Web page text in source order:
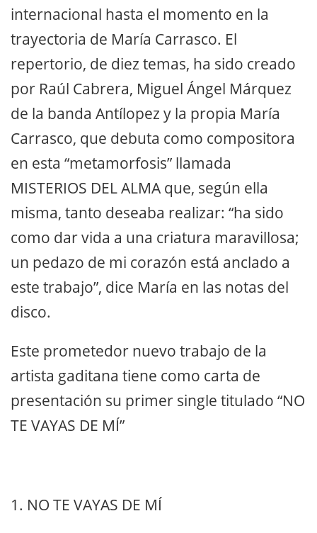
internacional hasta el momento en la
trayectoria de María Carrasco. El
repertorio, de diez temas, ha sido creado
por Raúl Cabrera, Miguel Ángel Márquez
de la banda Antílopez y la propia María
Carrasco, que debuta como compositora
en esta “metamorfosis” llamada
MISTERIOS DEL ALMA que, según ella
misma, tanto deseaba realizar: “ha sido
como dar vida a una criatura maravillosa;
un pedazo de mi corazón está anclado a
este trabajo”, dice María en las notas del
disco.
Este prometedor nuevo trabajo de la
artista gaditana tiene como carta de
presentación su primer single titulado “NO
TE VAYAS DE MÍ”
1. NO TE VAYAS DE MÍ